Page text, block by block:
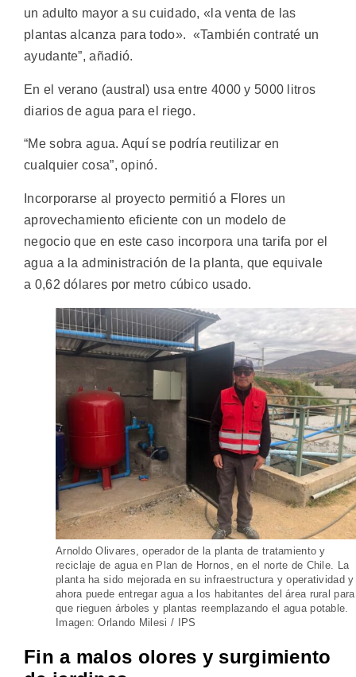
un adulto mayor a su cuidado, «la venta de las
plantas alcanza para todo». «También contraté un
ayudante”, añadió.
En el verano (austral) usa entre 4000 y 5000 litros
diarios de agua para el riego.
“Me sobra agua. Aquí se podría reutilizar en
cualquier cosa”, opinó.
Incorporarse al proyecto permitió a Flores un
aprovechamiento eficiente con un modelo de
negocio que en este caso incorpora una tarifa por el
agua a la administración de la planta, que equivale
a 0,62 dólares por metro cúbico usado.
Arnoldo Olivares, operador de la planta de tratamiento y
reciclaje de agua en Plan de Hornos, en el norte de Chile. La
planta ha sido mejorada en su infraestructura y operatividad y
ahora puede entregar agua a los habitantes del área rural para
que rieguen árboles y plantas reemplazando el agua potable.
Imagen: Orlando Milesi / IPS
Fin a malos olores y surgimiento